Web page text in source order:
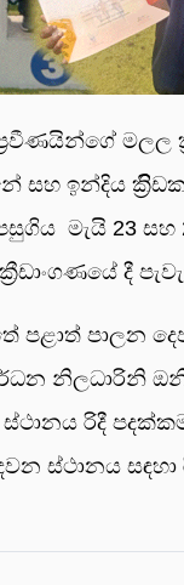
මලල
සහ ඉන්දිය
මැයි 23 සහ
දී
පළාත් පාලන
නිලධාරිනි
රිදී
ස්ථානය සඳහා